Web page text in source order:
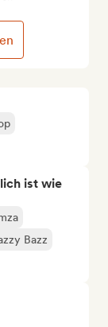
ist wie
Bazz